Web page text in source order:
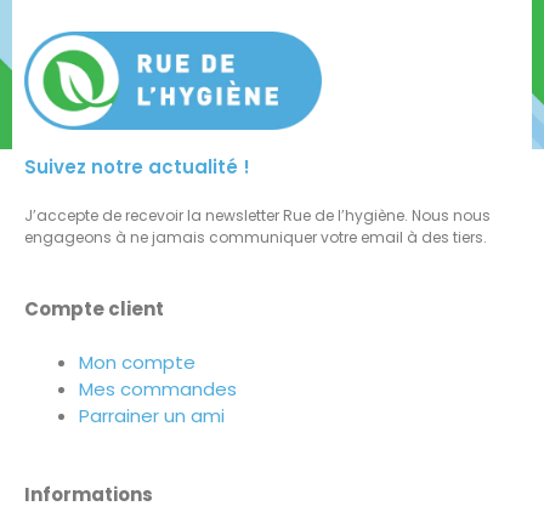
Suivez notre actualité !
J’accepte de recevoir la newsletter Rue de l’hygiène. Nous nous
engageons à ne jamais communiquer votre email à des tiers.
Compte client
Mon compte
Mes commandes
Parrainer un ami
Informations